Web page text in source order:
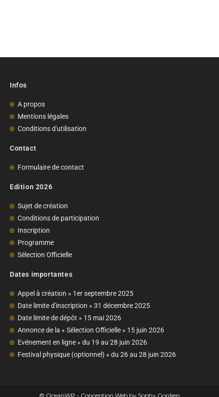
Infos
A propos
Mentions légales
Conditions d'utilisation
Contact
Formulaire de contact
Edition 2026
Sujet de création
Conditions de participation
Inscription
Programme
Sélection Officielle
Dates importantes
Appel à création » 1er septembre 2025
Date limite d'inscription » 31 décembre 2025
Date limite de dépôt » 15 mai 2026
Annonce de la « Sélection Officielle » 15 juin 2026
Evénement en ligne » du 19 au 28 juin 2026
Festival physique (optionnel) » du 26 au 28 juin 2026
© OceanWP - Conception Web by Sophy Gordien